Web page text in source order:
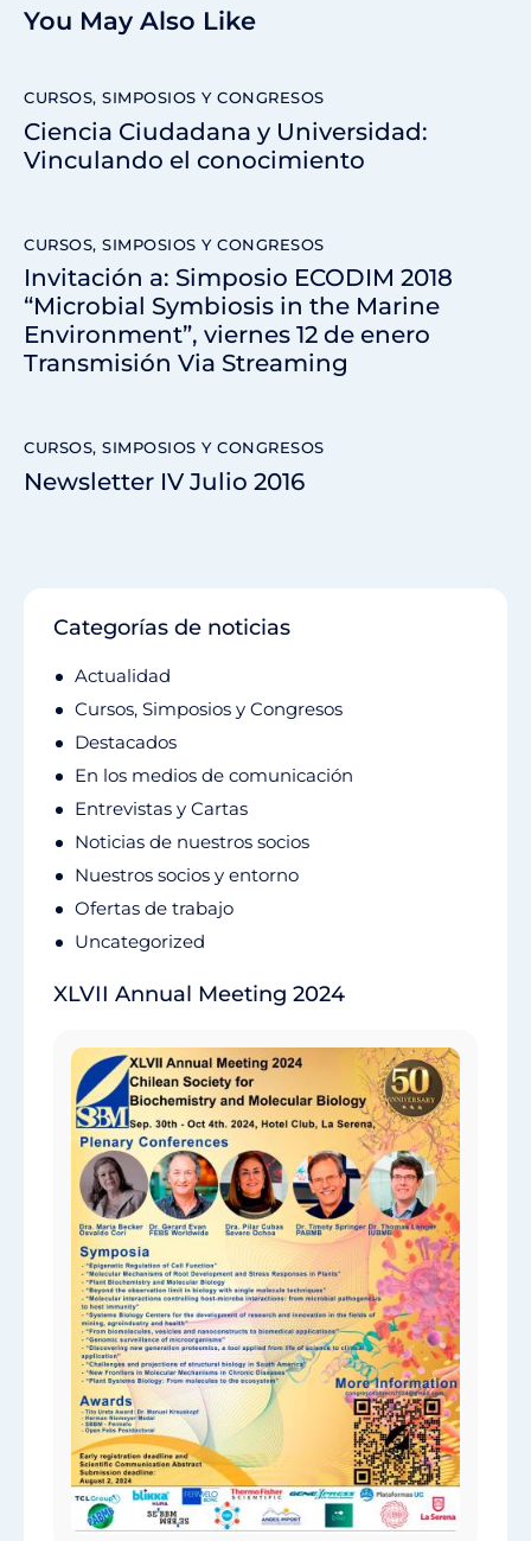
You May Also Like
CURSOS, SIMPOSIOS Y CONGRESOS
Ciencia Ciudadana y Universidad:
Vinculando el conocimiento
CURSOS, SIMPOSIOS Y CONGRESOS
Invitación a: Simposio ECODIM 2018
“Microbial Symbiosis in the Marine
Environment”, viernes 12 de enero
Transmisión Via Streaming
CURSOS, SIMPOSIOS Y CONGRESOS
Newsletter IV Julio 2016
Categorías de noticias
Actualidad
Cursos, Simposios y Congresos
Destacados
En los medios de comunicación
Entrevistas y Cartas
Noticias de nuestros socios
Nuestros socios y entorno
Ofertas de trabajo
Uncategorized
XLVII Annual Meeting 2024